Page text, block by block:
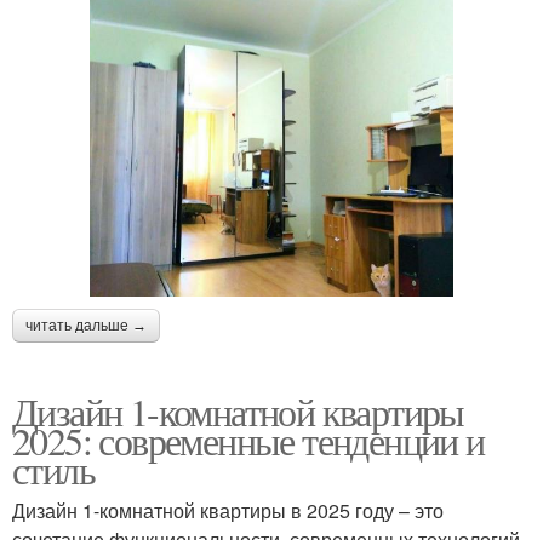
читать дальше →
Дизайн 1-комнатной квартиры
2025: современные тенденции и
стиль
Дизайн 1-комнатной квартиры в 2025 году – это